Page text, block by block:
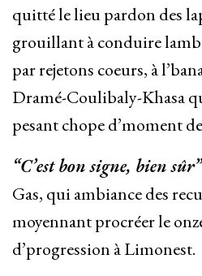
quitté le lieu pardon des
grouillant à conduire
par rejetons coeurs, à
Dramé-Coulibaly-Khasa
pesant chope d’moment
“C’est bon signe, bien sûr”
Gas, qui ambiance des
moyennant procréer le
d’progression à Limonest.